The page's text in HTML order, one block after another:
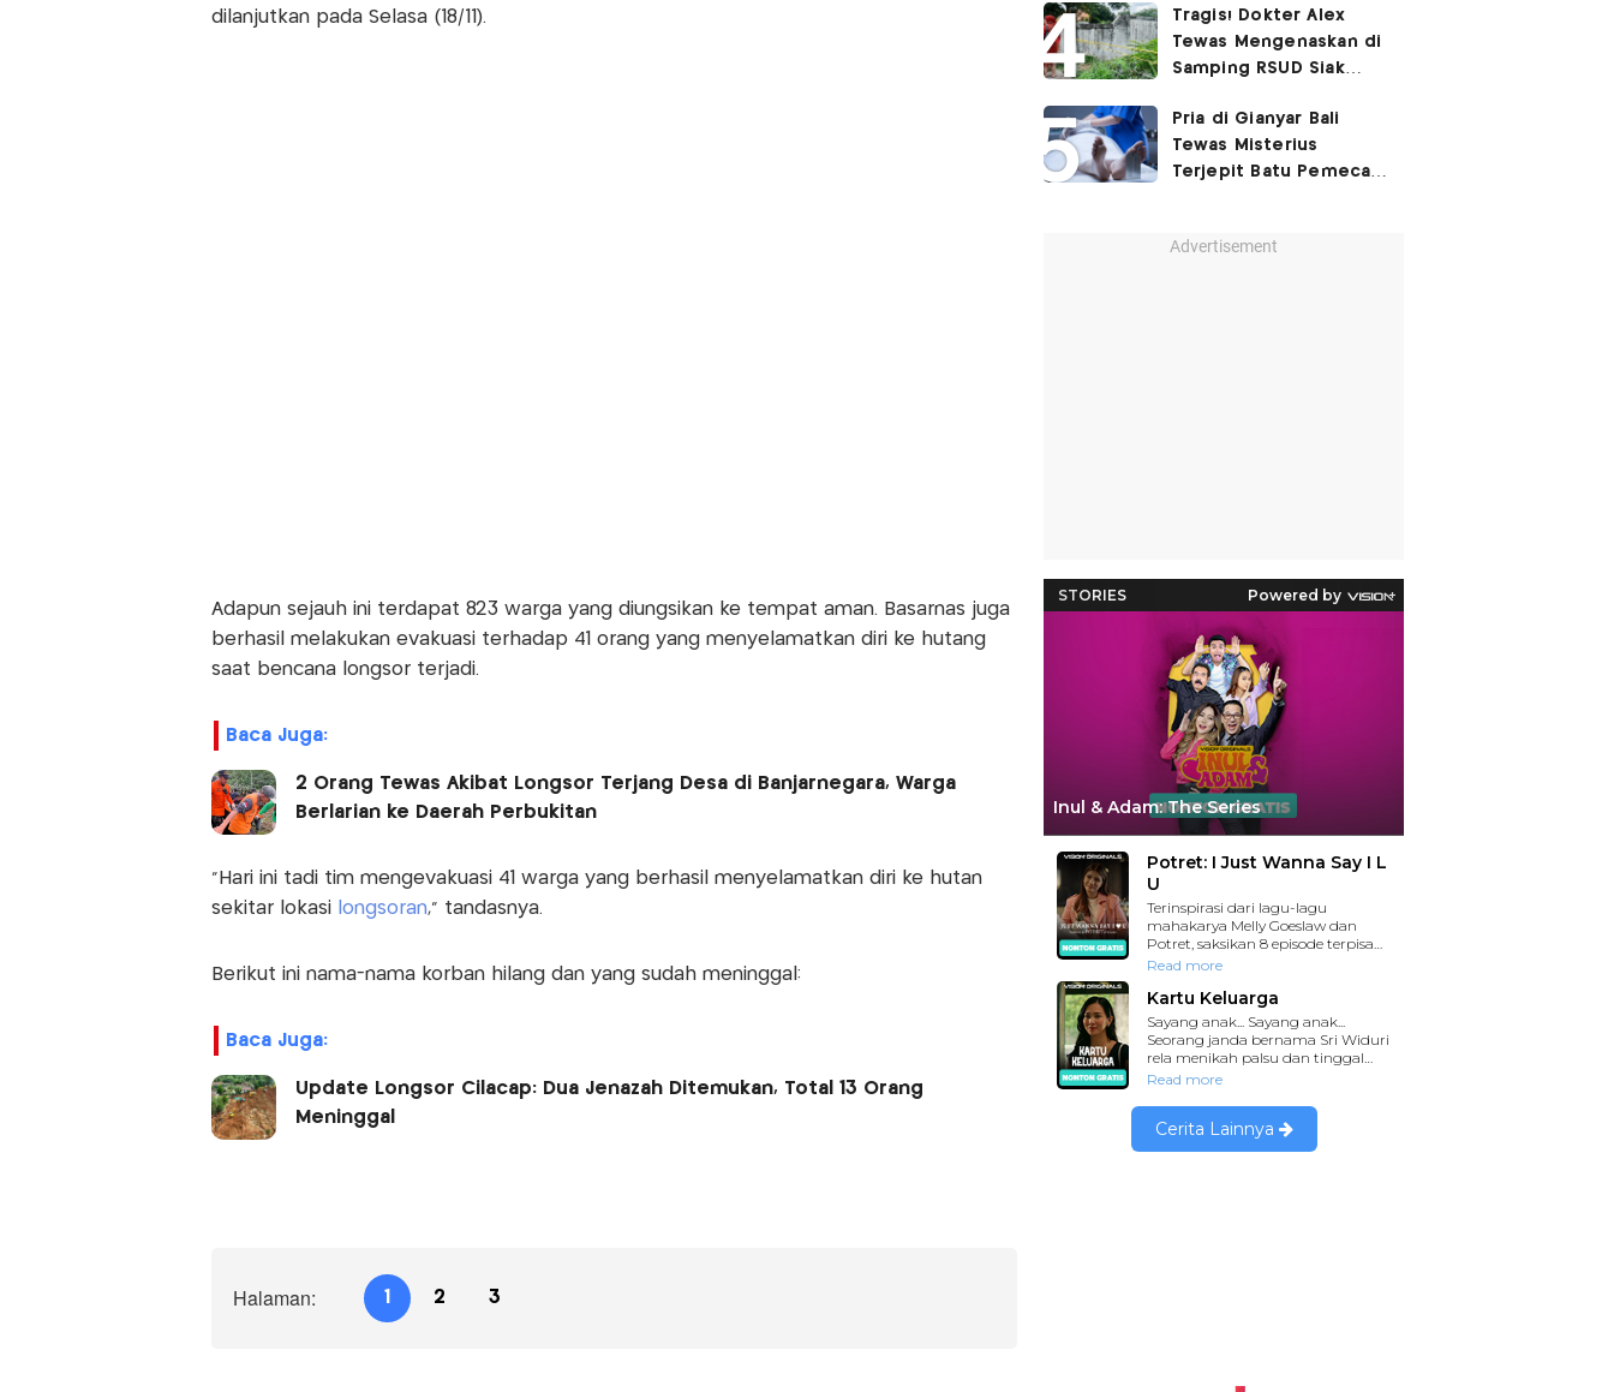
dilanjutkan pada Selasa (18/11).
Adapun sejauh ini terdapat 823 warga yang diungsikan ke tempat aman. Basarnas juga
berhasil melakukan evakuasi terhadap 41 orang yang menyelamatkan diri ke hutang
saat bencana longsor terjadi.
Baca Juga:
2 Orang Tewas Akibat Longsor Terjang Desa di Banjarnegara, Warga
Berlarian ke Daerah Perbukitan
"Hari ini tadi tim mengevakuasi 41 warga yang berhasil menyelamatkan diri ke hutan
sekitar lokasilongsoran," tandasnya.
Berikut ini nama-nama korban hilang dan yang sudah meninggal:
Baca Juga:
Update Longsor Cilacap: Dua Jenazah Ditemukan, Total 13 Orang
Meninggal
Halaman: 1 2 3
Tragis! Dokter Alex
Tewas Mengenaskan di
Samping RSUD Siak
Rocuronium
Pria di Gianyar Bali
Tewas Misterius
Terjepit Batu Pemecah
Advertisement